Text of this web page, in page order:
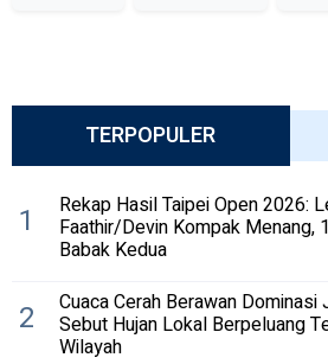
TERPOPULER
1 Rekap Hasil Taipei Open 2026:
Faathir/Devin Kompak Menang,
Babak Kedua
2 Cuaca Cerah Berawan Dominasi
Sebut Hujan Lokal Berpeluang
Wilayah